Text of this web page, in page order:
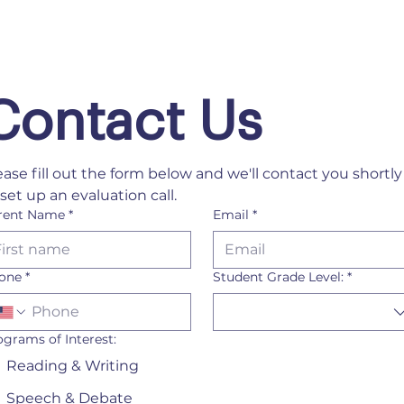
Us
fill out the form below and we'll contact you shortly
up an evaluation call.
Name * Email *
* Student Grade Level: *
of Interest:
Reading & Writing
Speech & Debate